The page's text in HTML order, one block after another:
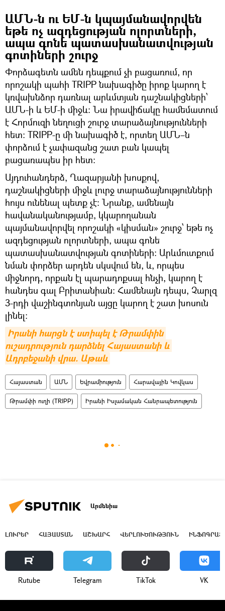
ԱՄՆ-ն ու ԵՄ-ն կպայմանավորվեն
եթե ոչ ազդեցության ոլորտների,
ապա գոնե պատասխանատվության
գոտիների շուրջ
Փորձագետն ամեն դեպքում չի բացառում, որ
որոշակի պահի TRIPP նախագիծը իրոք կարող է
կռվախնձոր դառնալ արևմտյան դաշնակիցների՝
ԱՄՆ-ի և ԵՄ-ի միջև։ Նա իրավիճակը համեմատում
է Հորմուզի նեղուցի շուրջ տարաձայնությունների
հետ։ TRIPP-ը մի նախագիծ է, որտեղ ԱՄՆ–ն
փորձում է չափազանց շատ բան կապել
բացառապես իր հետ։
Այդուհանդերձ, Ղազարյանի խոսքով,
դաշնակիցների միջև լուրջ տարաձայնությունների
հույս ունենալ պետք չէ։ Նրանք, ամենայն
հավանականությամբ, կկարողանան
պայմանավորվել որոշակի «կիսման» շուրջ՝ եթե ոչ
ազդեցության ոլորտների, ապա գոնե
պատասխանատվության գոտիների։ Արևմուտքում
նման փորձեր արդեն սկսվում են, և, որպես
միջնորդ, որքան էլ պարադոքսալ հնչի, կարող է
հանդես գալ Բրիտանիան։ Համենայն դեպս, Չարլզ
3-րդի վաշինգտոնյան այցը կարող է շատ խոսուն
լինել։
Իրանի հարցն է ստիպել է Թրամփին
ուշադրություն դարձնել Հայաստանի և
Ադրբեջանի վրա. Աթաև
Հայաստան ԱՄՆ Եվրամիություն Հարավային Կովկաս
Թրամփի ուղի (TRIPP) Իրանի Իսլամական Հանրապետություն
Արմենիա
ԼՈՒՐԵՐ ՀԱՅԱՍՏԱՆ ԱՇԽԱՐՀ ՎԵՐԼՈՒԾՈՒԹՅՈՒՆ
Rutube Telegram ТikТоk VK